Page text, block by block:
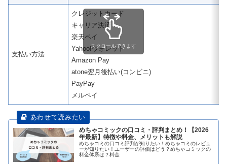
支払い方法
クレジットカード
キャリア決済
楽天ペイ
Yahoo!ウォレット
Amazon Pay
atone翌月後払い(コンビニ)
PayPay
メルペイ
スクロールできます
めちゃコミックの口コミ・評判まとめ！【2026
年最新】特徴や料金、メリットも解説
めちゃコミの口コミ評判が知りたい！めちゃコミのレビュ
ーが知りたい！ユーザーの評価はどう？めちゃコミックの
料金体系は？料金